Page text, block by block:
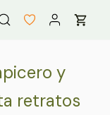
y
retratos